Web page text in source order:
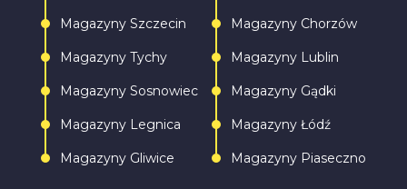
Magazyny Szczecin
Magazyny Tychy
Magazyny Sosnowiec
Magazyny Legnica
Magazyny Gliwice
Magazyny Chorzów
Magazyny Lublin
Magazyny Gądki
Magazyny Łódź
Magazyny Piaseczno